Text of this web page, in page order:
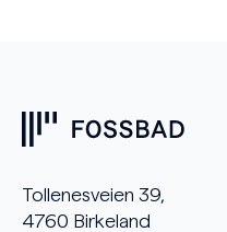
Tollenesveien 39,
4760 Birkeland